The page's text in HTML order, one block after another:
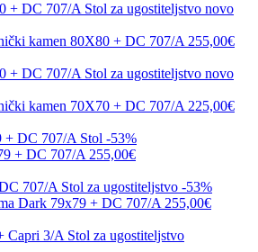
novo
kamen 80X80 + DC 707/A 255,00€
novo
kamen 70X70 + DC 707/A 225,00€
-53%
+ DC 707/A 255,00€
-53%
Dark 79x79 + DC 707/A 255,00€